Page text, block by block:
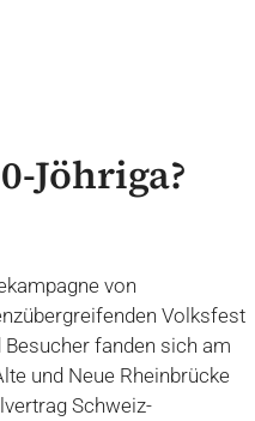
Jöhriga?
von
Volksfest
fanden sich am
und Neue Rheinbrücke
Schweiz-